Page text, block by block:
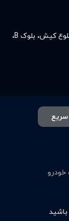
جزیره - کیش: بلوار پارس، میدان پارس، مجتمع طلوع کیش، بلوک B،
خودرو
باشید